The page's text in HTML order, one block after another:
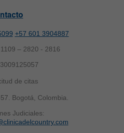
+57 601 3904887
– 2820 - 2816
de citas
Bogotá, Colombia.
Judiciales: